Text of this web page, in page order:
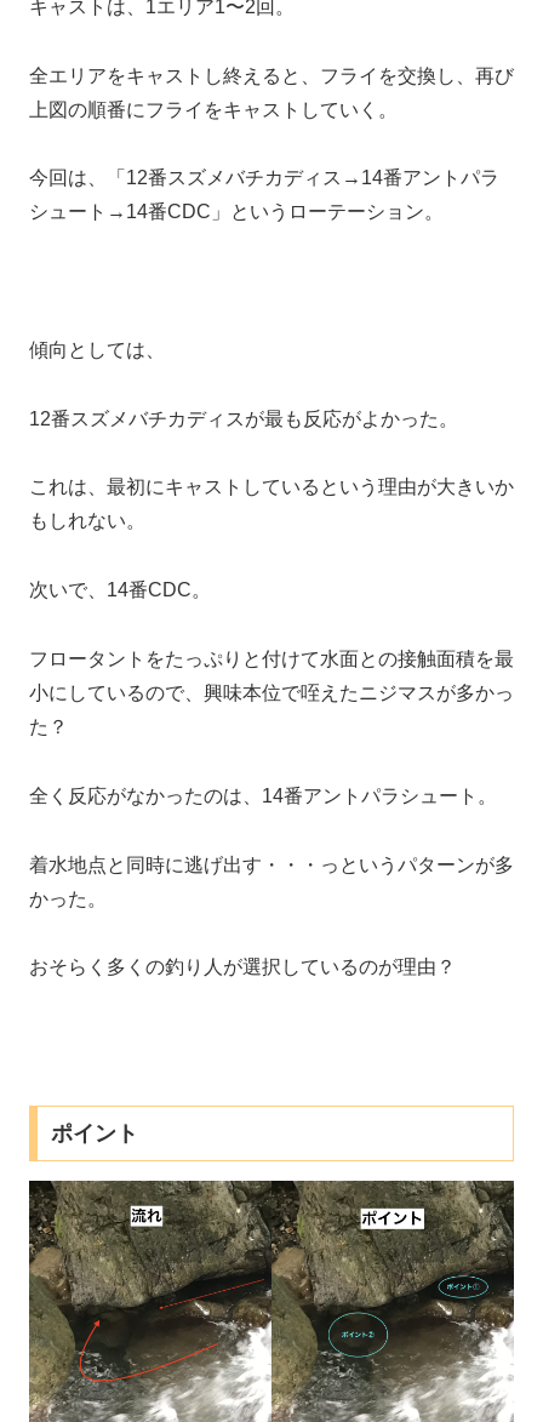
キャストは、1エリア1〜2回。
全エリアをキャストし終えると、フライを交換し、再び
上図の順番にフライをキャストしていく。
今回は、「12番スズメバチカディス→14番アントパラ
シュート→14番CDC」というローテーション。
傾向としては、
12番スズメバチカディスが最も反応がよかった。
これは、最初にキャストしているという理由が大きいか
もしれない。
次いで、14番CDC。
フロータントをたっぷりと付けて水面との接触面積を最
小にしているので、興味本位で咥えたニジマスが多かっ
た？
全く反応がなかったのは、14番アントパラシュート。
着水地点と同時に逃げ出す・・・っというパターンが多
かった。
おそらく多くの釣り人が選択しているのが理由？
ポイント